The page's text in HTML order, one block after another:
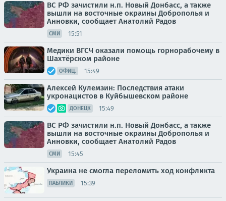
ВС РФ зачистили н.п. Новый Донбасс, а также
вышли на восточные окраины Доброполья и
Анновки, сообщает Анатолий Радов
СМИ 15:51
Медики ВГСЧ оказали помощь горнорабочему в
Шахтёрском районе
ОФИЦ. 15:49
Алексей Кулемзин: Последствия атаки
укронацистов в Куйбышевском районе
ДОНЕЦК 15:49
ВС РФ зачистили н.п. Новый Донбасс, а также
вышли на восточные окраины Доброполья и
Анновки, сообщает Анатолий Радов
СМИ 15:45
Украина не смогла переломить ход конфликта
ПАБЛИКИ 15:39